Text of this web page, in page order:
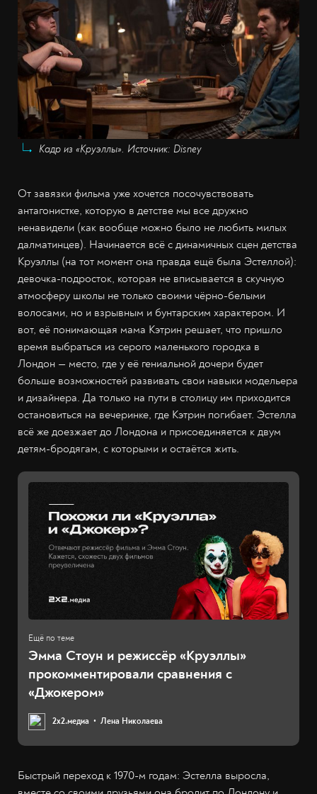
Кадр из «Круэллы». Источник: Disney
От завязки фильма уже хочется посочувствовать
антагонистке, которую в детстве мы все дружно
ненавидели (как вообще можно было не любить милых
далматинцев). Начинается всё с динамичных сцен детства
Круэллы (на тот момент она правда ещё была Эстеллой):
девочка-подросток, которая не вписывается в скучную
атмосферу школы не только своими чёрно-белыми
волосами, но и взрывным и бунтарским характером. И
вот, её понимающая мама Кэтрин решает, что пришло
время выбраться из серого маленького городка в
Лондон — место, где у её гениальной дочери будет
больше возможностей развивать свои навыки модельера
и дизайнера. Да только на пути в столицу им приходится
остановиться на вечеринке, где Кэтрин погибает. Эстелла
всё же доезжает до Лондона и присоединяется к двум
детям-бродягам, с которыми и остаётся жить.
Эмма Стоун и режиссёр «Круэллы»
прокомментировали сравнения с
«Джокером»
2х2.медиа Лена Николаева
Быстрый переход к 1970-м годам: Эстелла выросла,